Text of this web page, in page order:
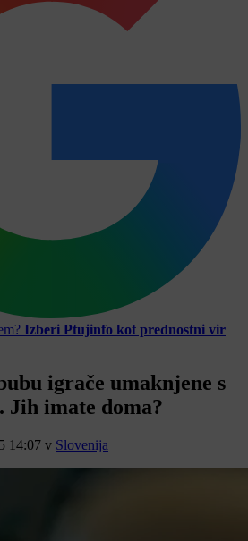
Izberi Ptujinfo kot prednostni vir
igrače umaknjene s
Jih imate doma?
14:07 v Slovenija